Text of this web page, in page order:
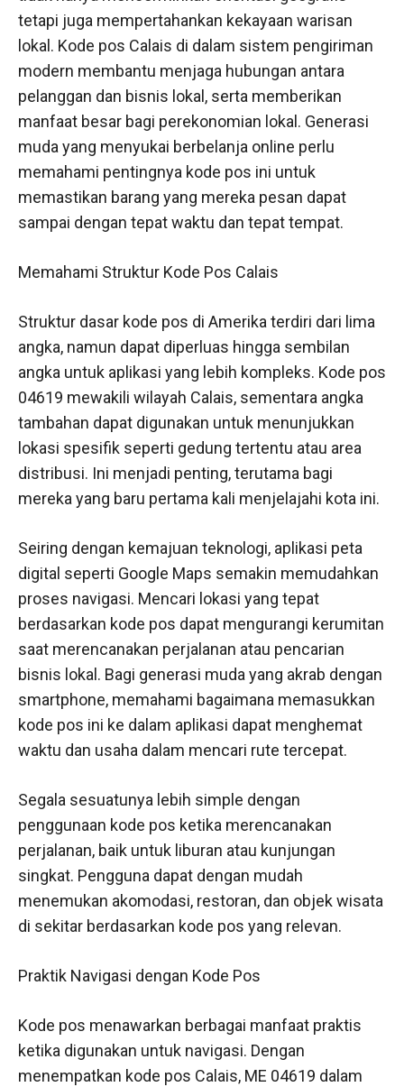
tetapi juga mempertahankan kekayaan warisan
lokal. Kode pos Calais di dalam sistem pengiriman
modern membantu menjaga hubungan antara
pelanggan dan bisnis lokal, serta memberikan
manfaat besar bagi perekonomian lokal. Generasi
muda yang menyukai berbelanja online perlu
memahami pentingnya kode pos ini untuk
memastikan barang yang mereka pesan dapat
sampai dengan tepat waktu dan tepat tempat.
Memahami Struktur Kode Pos Calais
Struktur dasar kode pos di Amerika terdiri dari lima
angka, namun dapat diperluas hingga sembilan
angka untuk aplikasi yang lebih kompleks. Kode pos
04619 mewakili wilayah Calais, sementara angka
tambahan dapat digunakan untuk menunjukkan
lokasi spesifik seperti gedung tertentu atau area
distribusi. Ini menjadi penting, terutama bagi
mereka yang baru pertama kali menjelajahi kota ini.
Seiring dengan kemajuan teknologi, aplikasi peta
digital seperti Google Maps semakin memudahkan
proses navigasi. Mencari lokasi yang tepat
berdasarkan kode pos dapat mengurangi kerumitan
saat merencanakan perjalanan atau pencarian
bisnis lokal. Bagi generasi muda yang akrab dengan
smartphone, memahami bagaimana memasukkan
kode pos ini ke dalam aplikasi dapat menghemat
waktu dan usaha dalam mencari rute tercepat.
Segala sesuatunya lebih simple dengan
penggunaan kode pos ketika merencanakan
perjalanan, baik untuk liburan atau kunjungan
singkat. Pengguna dapat dengan mudah
menemukan akomodasi, restoran, dan objek wisata
di sekitar berdasarkan kode pos yang relevan.
Praktik Navigasi dengan Kode Pos
Kode pos menawarkan berbagai manfaat praktis
ketika digunakan untuk navigasi. Dengan
menempatkan kode pos Calais, ME 04619 dalam